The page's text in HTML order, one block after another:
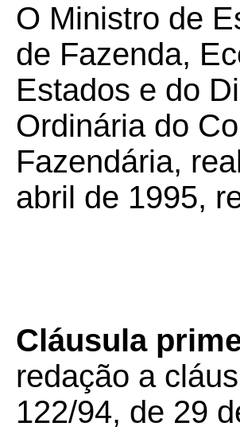
O Ministro de
de Fazenda,
Estados e do
Ordinária do
Fazendária,
abril de 1995,
Cláusula
redação a
122/94, de 29